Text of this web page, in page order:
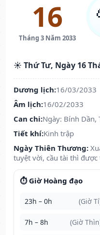
16
Tháng 3 Năm 2033
☀️ Thứ Tư, Ngày 16
Dương lịch:16/03/2033
Âm lịch:16/02/2033
Can chi:Ngày: Bính Dần,
Tiết khí:Kinh trập
Ngày Thiên Thương:
tuyệt vời, cầu tài thì
⏱️ Giờ Hoàng đạo
23h – 0h (Giờ
7h – 8h (Giờ